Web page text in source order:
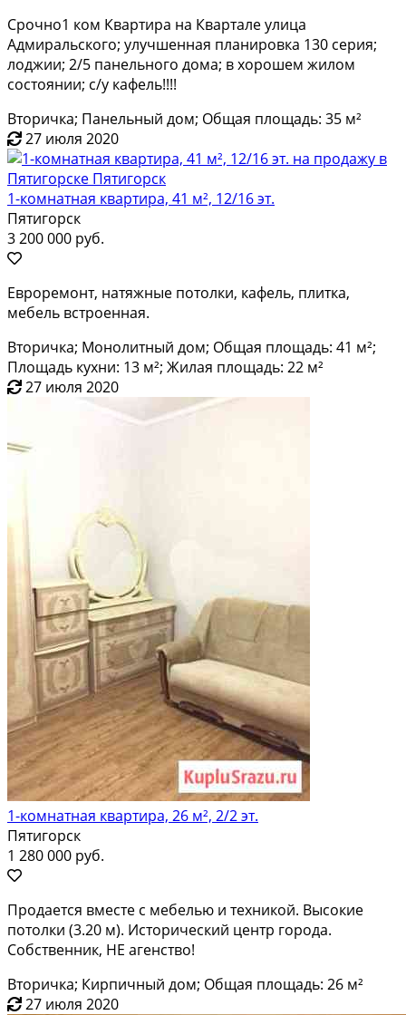
Срочно1 ком Квартира на Квартале улица
Адмиральского; улучшенная планировка 130 серия;
лоджии; 2/5 панельного дома; в хорошем жилом
состоянии; с/у кафель!!!!
Вторичка; Панельный дом; Общая площадь: 35 м²
27 июля 2020
1-комнатная квартира, 41 м², 12/16 эт.
Пятигорск
3 200 000 руб.
Евроремонт, натяжные потолки, кафель, плитка,
мебель встроенная.
Вторичка; Монолитный дом; Общая площадь: 41 м²;
Площадь кухни: 13 м²; Жилая площадь: 22 м²
27 июля 2020
1-комнатная квартира, 26 м², 2/2 эт.
Пятигорск
1 280 000 руб.
Продается вместе с мебелью и техникой. Высокие
потолки (3.20 м). Исторический центр города.
Собственник, НЕ агенство!
Вторичка; Кирпичный дом; Общая площадь: 26 м²
27 июля 2020